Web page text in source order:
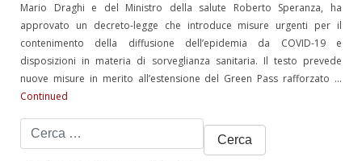
Mario Draghi e del Ministro della salute Roberto Speranza, ha
approvato un decreto-legge che introduce misure urgenti per il
contenimento della diffusione dell’epidemia da COVID-19 e
disposizioni in materia di sorveglianza sanitaria. Il testo prevede
nuove misure in merito all’estensione del Green Pass rafforzato …
Continued
Ricerca
per: